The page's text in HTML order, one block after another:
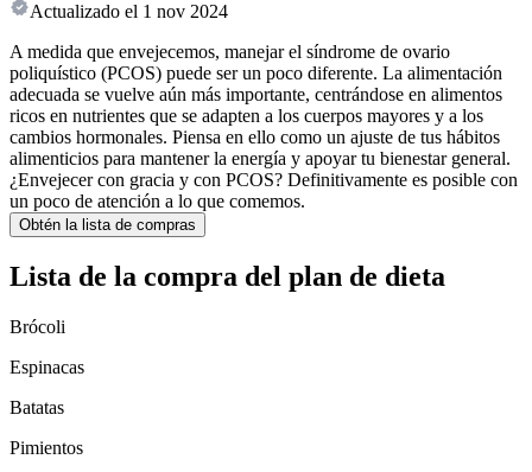
Actualizado el 1 nov 2024
A medida que envejecemos, manejar el síndrome de ovario
poliquístico (PCOS) puede ser un poco diferente. La alimentación
adecuada se vuelve aún más importante, centrándose en alimentos
ricos en nutrientes que se adapten a los cuerpos mayores y a los
cambios hormonales. Piensa en ello como un ajuste de tus hábitos
alimenticios para mantener la energía y apoyar tu bienestar general.
¿Envejecer con gracia y con PCOS? Definitivamente es posible con
un poco de atención a lo que comemos.
Obtén la lista de compras
Lista de la compra del plan de dieta
Brócoli
Espinacas
Batatas
Pimientos